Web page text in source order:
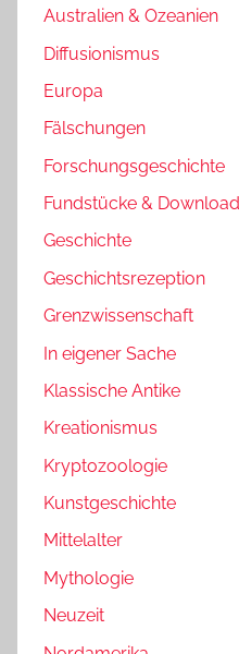
Australien & Ozeanien
Diffusionismus
Europa
Fälschungen
Forschungsgeschichte
Fundstücke &
Geschichte
Geschichtsrezeption
Grenzwissenschaft
In eigener Sache
Klassische Antike
Kreationismus
Kryptozoologie
Kunstgeschichte
Mittelalter
Mythologie
Neuzeit